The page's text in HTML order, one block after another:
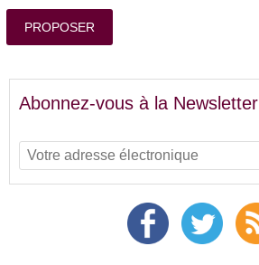
PROPOSER
Abonnez-vous à la Newsletter